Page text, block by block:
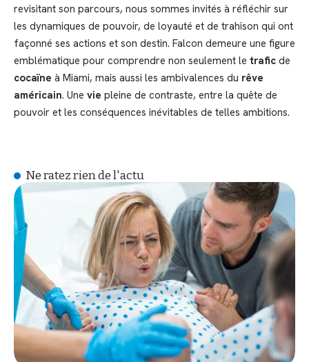
revisitant son parcours, nous sommes invités à réfléchir sur
les dynamiques de pouvoir, de loyauté et de trahison qui ont
façonné ses actions et son destin. Falcon demeure une figure
emblématique pour comprendre non seulement le trafic de
cocaïne à Miami, mais aussi les ambivalences du rêve
américain. Une vie pleine de contraste, entre la quête de
pouvoir et les conséquences inévitables de telles ambitions.
Ne ratez rien de l'actu